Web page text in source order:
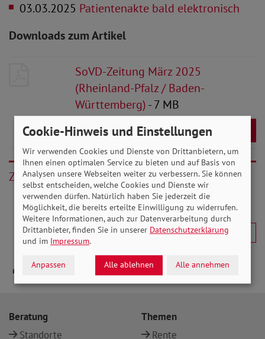
03.03.2025 Patientenakte bald elektronisch
Downloads zum Artikel
SoVD-Zeitung März 2025
(Rheinland-Pfalz / Baden-
Württemberg)- 7 MB
Download
Zurück
Beratung
Standorte
Themen
Rente
Cookie-Hinweis und Einstellungen
Wir verwenden Cookies und Dienste von Drittanbietern, um
Ihnen einen optimalen Service zu bieten und auf Basis von
Analysen unsere Webseiten weiter zu verbessern. Sie können
selbst entscheiden, welche Cookies und Dienste wir
verwenden dürfen. Natürlich haben Sie jederzeit die
Möglichkeit, die bereits erteilte Einwilligung zu widerrufen.
Weitere Informationen, auch zur Datenverarbeitung durch
Drittanbieter, finden Sie in unserer Datenschutzerklärung
und im Impressum.
Anpassen Alle ablehnen Alle annehmen